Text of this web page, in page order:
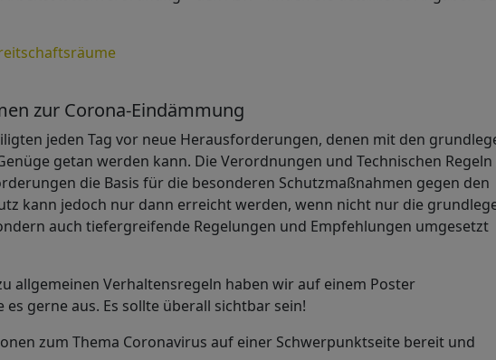
zur Corona-Eindämmung
jeden Tag vor neue Herausforderungen, denen mit den
getan werden kann. Die Verordnungen und Technischen
die Basis für die besonderen Schutzmaßnahmen gegen den
kann jedoch nur dann erreicht werden, wenn nicht nur die
auch tiefergreifende Regelungen und Empfehlungen umgesetzt
allgemeinen Verhaltensregeln haben wir auf einem Poster
gerne aus. Es sollte überall sichtbar sein!
zum Thema Coronavirus auf einer Schwerpunktseite bereit und